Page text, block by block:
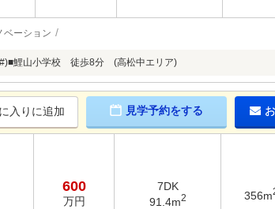
ベーション
鯉山小学校 徒歩8分 (高松中エリア)
入りに追加 見学予約をする
600
万円
7DK
91.4m2 356m